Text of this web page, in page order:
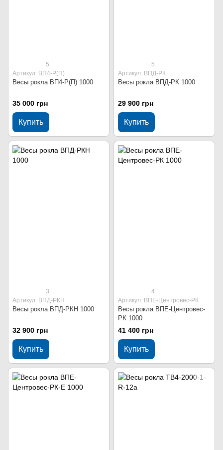
5
Артикул: ВП4-Р(П)
Весы рокла ВП4-Р(П) 1000
35 000 грн
Купить
5
Артикул: ВПД-РК
Весы рокла ВПД-РК 1000
29 900 грн
Купить
3
Артикул: ВПД-РКН
Весы рокла ВПД-РКН 1000
32 900 грн
Купить
4
Артикул: ВПЕ-Центровес-РК
Весы рокла ВПЕ-Центровес-
РК 1000
41 400 грн
Купить